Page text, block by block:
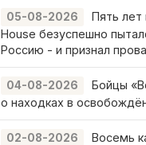
05-08-2026
Пять лет
House безуспешно
Россию - и признал
04-08-2026
Бойцы
о находках в
02-08-2026
Восемь